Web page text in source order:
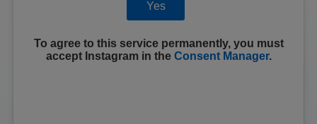
Yes
To agree to this service permanently, you must
accept Instagramin the Consent Manager.